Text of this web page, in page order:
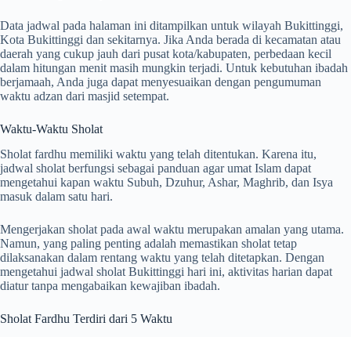
Data jadwal pada halaman ini ditampilkan untuk wilayah Bukittinggi,
Kota Bukittinggi dan sekitarnya. Jika Anda berada di kecamatan atau
daerah yang cukup jauh dari pusat kota/kabupaten, perbedaan kecil
dalam hitungan menit masih mungkin terjadi. Untuk kebutuhan ibadah
berjamaah, Anda juga dapat menyesuaikan dengan pengumuman
waktu adzan dari masjid setempat.
Waktu-Waktu Sholat
Sholat fardhu memiliki waktu yang telah ditentukan. Karena itu,
jadwal sholat berfungsi sebagai panduan agar umat Islam dapat
mengetahui kapan waktu Subuh, Dzuhur, Ashar, Maghrib, dan Isya
masuk dalam satu hari.
Mengerjakan sholat pada awal waktu merupakan amalan yang utama.
Namun, yang paling penting adalah memastikan sholat tetap
dilaksanakan dalam rentang waktu yang telah ditetapkan. Dengan
mengetahui jadwal sholat Bukittinggi hari ini, aktivitas harian dapat
diatur tanpa mengabaikan kewajiban ibadah.
Sholat Fardhu Terdiri dari 5 Waktu